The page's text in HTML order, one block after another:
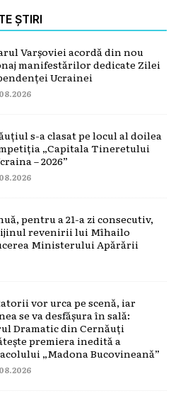
ȘTIRI
Varșoviei acordă din nou
manifestărilor dedicate Zilei
Ucrainei
s-a clasat pe locul al doilea
„Capitala Tineretului
– 2026”
pentru a 21-a zi consecutiv,
revenirii lui Mîhailo
Ministerului Apărării
vor urca pe scenă, iar
se va desfășura în sală:
Dramatic din Cernăuți
premiera inedită a
„Madona Bucovineană”